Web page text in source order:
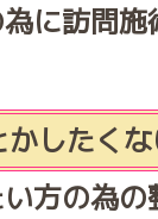
に訪問
したく
方の為の